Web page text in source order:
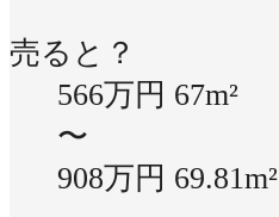
売ると？
566万円 67m²
〜
908万円 69.81m²